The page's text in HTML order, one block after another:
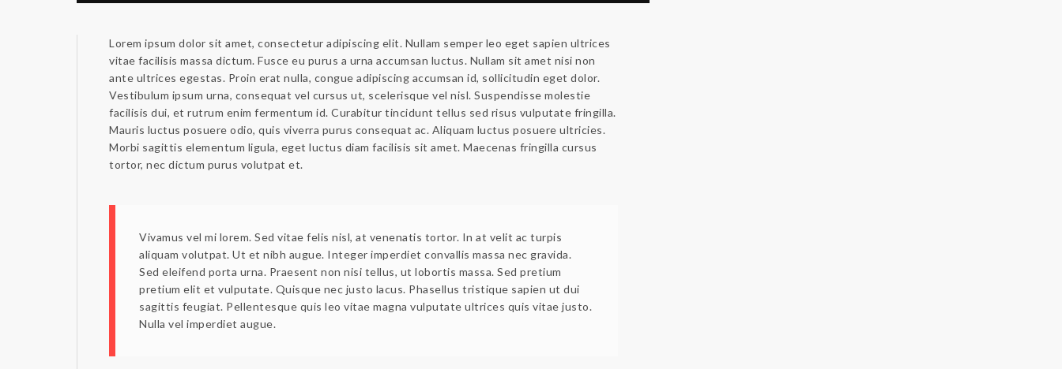
Lorem ipsum dolor sit amet, consectetur adipiscing elit. Nullam semper leo eget sapien ultrices
vitae facilisis massa dictum. Fusce eu purus a urna accumsan luctus. Nullam sit amet nisi non
ante ultrices egestas. Proin erat nulla, congue adipiscing accumsan id, sollicitudin eget dolor.
Vestibulum ipsum urna, consequat vel cursus ut, scelerisque vel nisl. Suspendisse molestie
facilisis dui, et rutrum enim fermentum id. Curabitur tincidunt tellus sed risus vulputate fringilla.
Mauris luctus posuere odio, quis viverra purus consequat ac. Aliquam luctus posuere ultricies.
Morbi sagittis elementum ligula, eget luctus diam facilisis sit amet. Maecenas fringilla cursus
tortor, nec dictum purus volutpat et.
Vivamus vel mi lorem. Sed vitae felis nisl, at venenatis tortor. In at velit ac turpis
aliquam volutpat. Ut et nibh augue. Integer imperdiet convallis massa nec gravida.
Sed eleifend porta urna. Praesent non nisi tellus, ut lobortis massa. Sed pretium
pretium elit et vulputate. Quisque nec justo lacus. Phasellus tristique sapien ut dui
sagittis feugiat. Pellentesque quis leo vitae magna vulputate ultrices quis vitae justo.
Nulla vel imperdiet augue.